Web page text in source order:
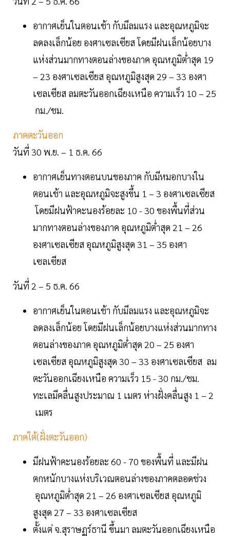
อากาศเย็นในตอนเช้า กับมีลมแรง และอุณหภูมิจะ
ลดลงเล็กน้อย องศาเซลเซียส โดยมีฝนเล็กน้อยบาง
แห่งส่วนมากทางตอนล่างของภาค อุณหภูมิต่ำสุด 19
– 23 องศาเซลเซียส อุณหภูมิสูงสุด 29 – 33 องศา
เซลเซียส ลมตะวันออกเฉียงเหนือ ความเร็ว 10 – 25
กม./ชม.
ภาคตะวันออก
วันที่ 30 พ.ย. – 1 ธ.ค. 66
อากาศเย็นทางตอนบนของภาค กับมีหมอกบางใน
ตอนเช้า และอุณหภูมิจะสูงขึ้น 1 – 3 องศาเซลเซียส
โดยมีฝนฟ้าคะนองร้อยละ 10 - 30 ของพื้นที่ส่วน
มากทางตอนล่างของภาค อุณหภูมิต่ำสุด 21 – 26
องศาเซลเซียส อุณหภูมิสูงสุด 31 – 35 องศา
เซลเซียส
วันที่ 2 – 5 ธ.ค. 66
อากาศเย็นในตอนเช้า กับมีลมแรง และอุณหภูมิจะ
ลดลงเล็กน้อย โดยมีฝนเล็กน้อยบางแห่งส่วนมากทาง
ตอนล่างของภาค อุณหภูมิต่ำสุด 20 – 25 องศา
เซลเซียส อุณหภูมิสูงสุด 30 – 33 องศาเซลเซียส ลม
ตะวันออกเฉียงเหนือ ความเร็ว 15 - 30 กม./ชม.
ทะเลมีคลื่นสูงประมาณ 1 เมตร ห่างฝั่งคลื่นสูง 1 – 2
เมตร
ภาคใต้(ฝั่งตะวันออก)
มีฝนฟ้าคะนองร้อยละ 60 - 70 ของพื้นที่ และมีฝน
ตกหนักบางแห่งบริเวณตอนล่างของภาคตลอดช่วง
อุณหภูมิต่ำสุด 21 – 26 องศาเซลเซียส อุณหภูมิ
สูงสุด 27 – 33 องศาเซลเซียส
ตั้งแต่ จ.สุราษฏร์ธานี ขึ้นมา ลมตะวันออกเฉียงเหนือ